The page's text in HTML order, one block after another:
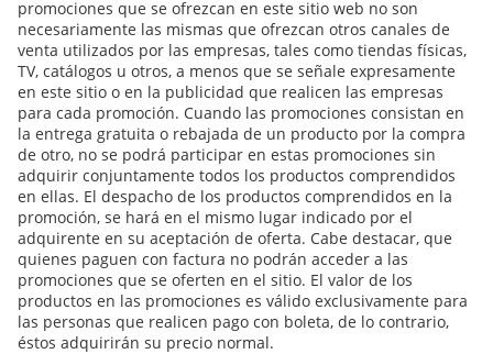
promociones que se ofrezcan en este sitio web no son
necesariamente las mismas que ofrezcan otros canales de
venta utilizados por las empresas, tales como tiendas físicas,
TV, catálogos u otros, a menos que se señale expresamente
en este sitio o en la publicidad que realicen las empresas
para cada promoción. Cuando las promociones consistan en
la entrega gratuita o rebajada de un producto por la compra
de otro, no se podrá participar en estas promociones sin
adquirir conjuntamente todos los productos comprendidos
en ellas. El despacho de los productos comprendidos en la
promoción, se hará en el mismo lugar indicado por el
adquirente en su aceptación de oferta. Cabe destacar, que
quienes paguen con factura no podrán acceder a las
promociones que se oferten en el sitio. El valor de los
productos en las promociones es válido exclusivamente para
las personas que realicen pago con boleta, de lo contrario,
éstos adquirirán su precio normal.